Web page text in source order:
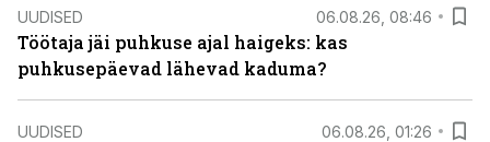
UUDISED 06.08.26, 08:46
Töötaja jäi puhkuse ajal haigeks: kas
puhkusepäevad lähevad kaduma?
UUDISED 06.08.26, 01:26